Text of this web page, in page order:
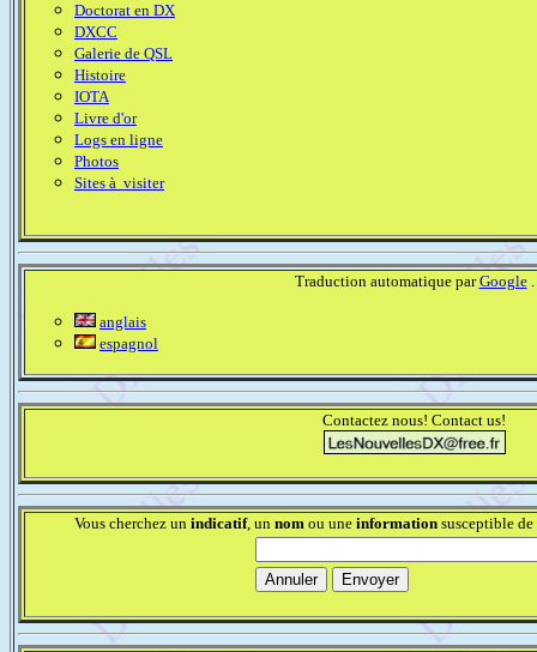
Doctorat en DX
DXCC
Galerie de QSL
Histoire
IOTA
Livre d'or
Logs en ligne
Photos
Sites à visiter
Traduction automatique parGoogle.
anglais
espagnol
Contactez nous! Contact us!
Vous cherchez un indicatif, un nomou une informationsusceptible de